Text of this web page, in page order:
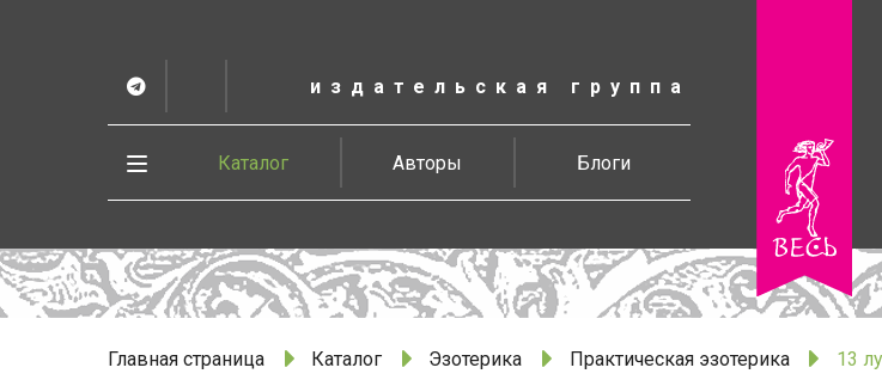
содержанию
издательская группа
весь
Telegram
Vesbook
Каталог Авторы Блоги
Развернуть
Главная страница Каталог Эзотерика Практическая эзотерика 13